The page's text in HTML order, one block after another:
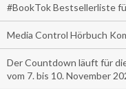
#BookTok Bestsellerliste
Media Control Hörbuch
Der Countdown läuft für
vom 7. bis 10. November